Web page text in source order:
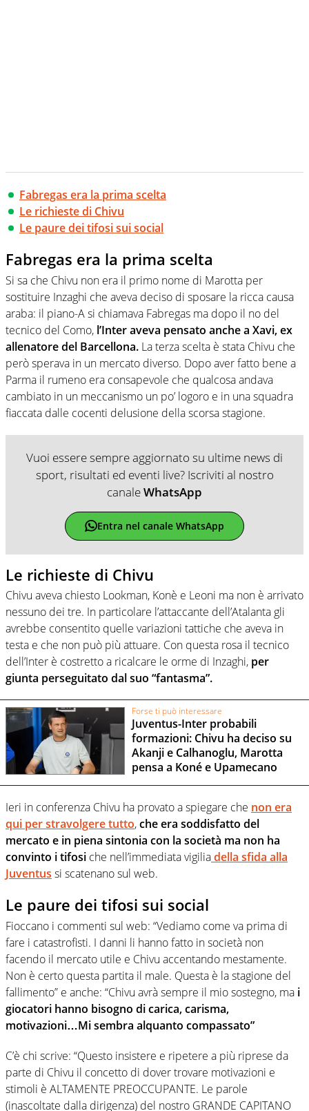
Fabregas era la prima scelta
Le richieste di Chivu
Le paure dei tifosi sui social
Fabregas era la prima scelta
Si sa che Chivu non era il primo nome di Marotta per
sostituire Inzaghi che aveva deciso di sposare la ricca causa
araba: il piano-A si chiamava Fabregas ma dopo il no del
tecnico del Como, l’Inter aveva pensato anche a Xavi, ex
allenatore del Barcellona. La terza scelta è stata Chivu che
però sperava in un mercato diverso. Dopo aver fatto bene a
Parma il rumeno era consapevole che qualcosa andava
cambiato in un meccanismo un po’ logoro e in una squadra
fiaccata dalle cocenti delusione della scorsa stagione.
Vuoi essere sempre aggiornato su ultime news di
sport, risultati ed eventi live? Iscriviti al nostro
canaleWhatsApp
Entra nel canale WhatsApp
Le richieste di Chivu
Chivu aveva chiesto Lookman, Konè e Leoni ma non è arrivato
nessuno dei tre. In particolare l’attaccante dell’Atalanta gli
avrebbe consentito quelle variazioni tattiche che aveva in
testa e che non può più attuare. Con questa rosa il tecnico
dell’Inter è costretto a ricalcare le orme di Inzaghi, per
giunta perseguitato dal suo “fantasma”.
Forse ti può interessare
Juventus-Inter probabili
formazioni: Chivu ha deciso su
Akanji e Calhanoglu, Marotta
pensa a Koné e Upamecano
Ieri in conferenza Chivu ha provato a spiegare che non era
qui per stravolgere tutto,che era soddisfatto del
mercato e in piena sintonia con la società ma non ha
convinto i tifosi che nell’immediata vigiliadella sfida alla
Juventus si scatenano sul web.
Le paure dei tifosi sui social
Fioccano i commenti sul web: “Vediamo come va prima di
fare i catastrofisti. I danni li hanno fatto in società non
facendo il mercato utile e Chivu accentando mestamente.
Non è certo questa partita il male. Questa è la stagione del
fallimento” e anche: “Chivu avrà sempre il mio sostegno, ma i
giocatori hanno bisogno di carica, carisma,
motivazioni…Mi sembra alquanto compassato”
C’è chi scrive: “Questo insistere e ripetere a più riprese da
parte di Chivu il concetto di dover trovare motivazioni e
stimoli è ALTAMENTE PREOCCUPANTE. Le parole
(inascoltate dalla dirigenza) del nostro GRANDE CAPITANO